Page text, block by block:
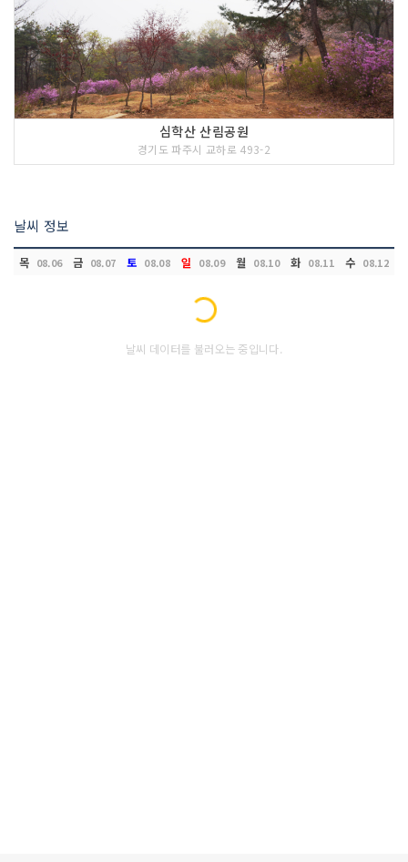
심학산 산림공원
경기도 파주시 교하로 493-2
날씨 정보
목 08.06 금 08.07 토 08.08 일 08.09 월 08.10 화 08.11 수 08.12
Loading...
날씨 데이터를 불러오는 중입니다.